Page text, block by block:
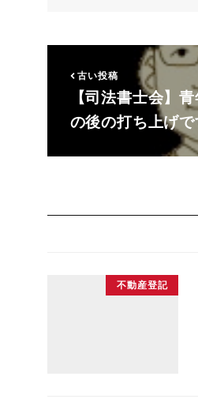
古い投稿
【司法書士会】
の後の打ち上げで
不動産登記